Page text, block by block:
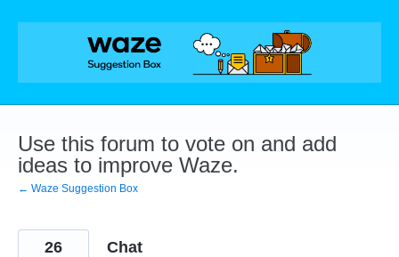
Skip
Use this forum to vote on and add
ideas to improve Waze.
← Waze Suggestion Box
Chat
26